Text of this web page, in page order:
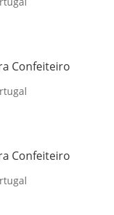
Confeiteiro
Confeiteiro